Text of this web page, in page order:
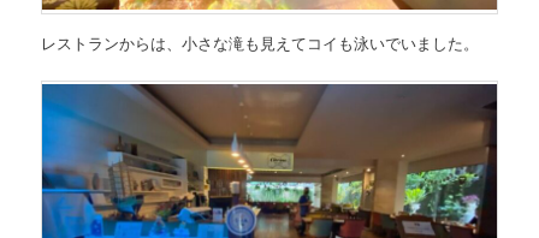
レストランからは、小さな滝も見えてコイも泳いでいました。